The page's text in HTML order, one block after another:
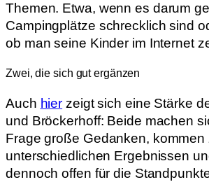
Themen. Etwa, wenn es darum
Campingplätze schrecklich sind
ob man seine Kinder im Internet
Zwei, die sich gut ergänzen
Auch hier zeigt sich eine Stärke
und Bröckerhoff: Beide machen
Frage große Gedanken, kommen
unterschiedlichen Ergebnissen
dennoch offen für die